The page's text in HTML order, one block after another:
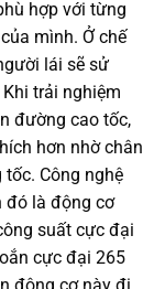
hợp với từng
mình. Ở chế
lái sẽ sử
trải nghiệm
đường cao tốc,
hơn nhờ chân
Công nghệ
đó là động cơ
suất cực đại
cực đại 265